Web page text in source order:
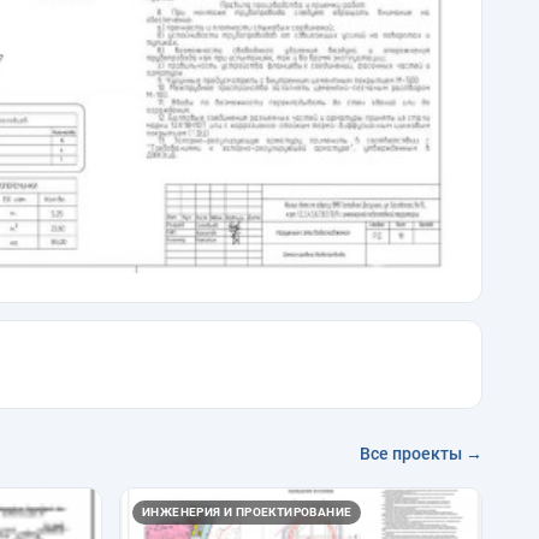
Все проекты →
ИНЖЕНЕРИЯ И ПРОЕКТИРОВАНИЕ